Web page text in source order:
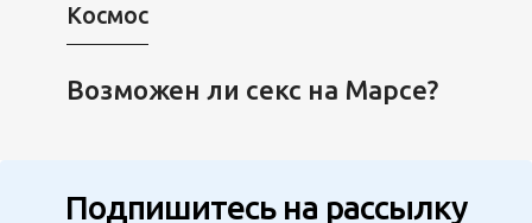
Космос
Возможен ли секс на Марсе?
Подпишитесь на рассылку